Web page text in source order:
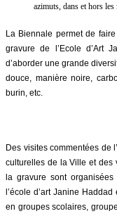
azimuts, dans et hors les
La Biennale permet de
gravure de l’Ecole d’Art
d’aborder une grande
douce, manière noire,
burin, etc.
Des visites commentées de
culturelles de la Ville et des
la gravure sont
l’école d’art Janine
en groupes scolaires,